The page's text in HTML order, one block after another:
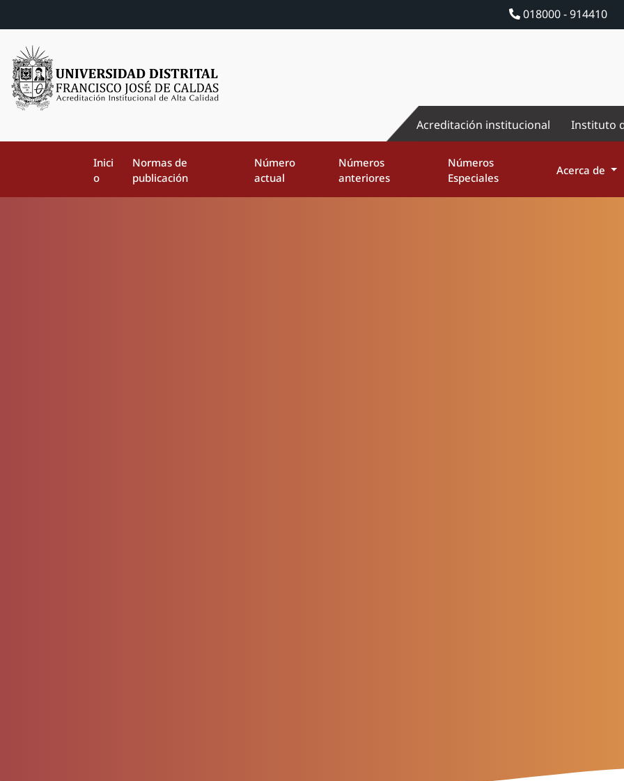
018000 - 914410
Acreditación institucional Instituto
Inici
o
Normas de
publicación
Número
actual
Números
anteriores
Números
Especiales
Acerca de